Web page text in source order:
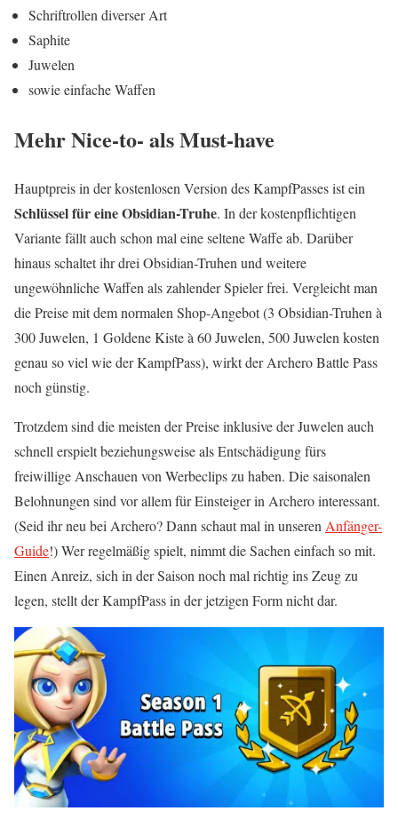
Schriftrollen diverser Art
Saphite
Juwelen
sowie einfache Waffen
Mehr Nice-to- als Must-have
Hauptpreis in der kostenlosen Version des KampfPasses ist ein
Schlüssel für eine Obsidian-Truhe. In der kostenpflichtigen
Variante fällt auch schon mal eine seltene Waffe ab. Darüber
hinaus schaltet ihr drei Obsidian-Truhen und weitere
ungewöhnliche Waffen als zahlender Spieler frei. Vergleicht man
die Preise mit dem normalen Shop-Angebot (3 Obsidian-Truhen à
300 Juwelen, 1 Goldene Kiste à 60 Juwelen, 500 Juwelen kosten
genau so viel wie der KampfPass), wirkt der Archero Battle Pass
noch günstig.
Trotzdem sind die meisten der Preise inklusive der Juwelen auch
schnell erspielt beziehungsweise als Entschädigung fürs
freiwillige Anschauen von Werbeclips zu haben. Die saisonalen
Belohnungen sind vor allem für Einsteiger in Archero interessant.
(Seid ihr neu bei Archero? Dann schaut mal in unseren Anfänger-
Guide!) Wer regelmäßig spielt, nimmt die Sachen einfach so mit.
Einen Anreiz, sich in der Saison noch mal richtig ins Zeug zu
legen, stellt der KampfPass in der jetzigen Form nicht dar.